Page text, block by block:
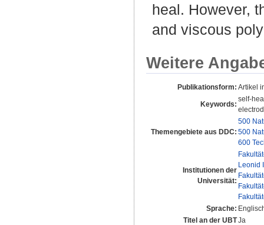
heal. However,
and viscous
Weitere
Publikationsform: Artikel
Keywords:
self-
Themengebiete aus DDC:
500
500
600
Institutionen der
Universität:
Leonid
Sprache:
Titel an der UBTJa